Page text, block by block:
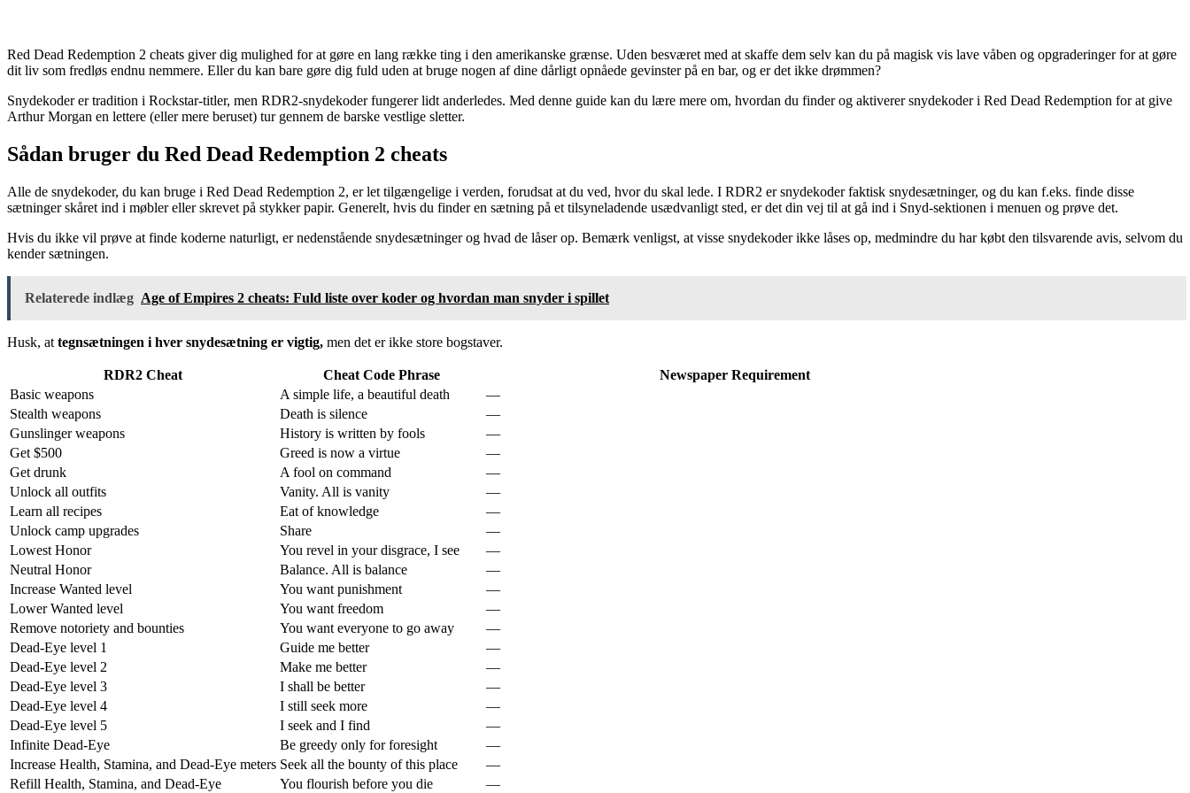
Red Dead Redemption 2 cheats giver dig mulighed for at gøre en lang række ting i den amerikanske grænse. Uden besværet med at skaffe dem selv kan du på magisk vis lave våben og opgraderinger for at gøre
dit liv som fredløs endnu nemmere. Eller du kan bare gøre dig fuld uden at bruge nogen af ​​dine dårligt opnåede gevinster på en bar, og er det ikke drømmen?
Snydekoder er tradition i Rockstar-titler, men RDR2-snydekoder fungerer lidt anderledes. Med denne guide kan du lære mere om, hvordan du finder og aktiverer snydekoder i Red Dead Redemption for at give
Arthur Morgan en lettere (eller mere beruset) tur gennem de barske vestlige sletter.
Sådan bruger du Red Dead Redemption 2 cheats
Alle de snydekoder, du kan bruge i Red Dead Redemption 2, er let tilgængelige i verden, forudsat at du ved, hvor du skal lede. I RDR2 er snydekoder faktisk snydesætninger, og du kan f.eks. finde disse
sætninger skåret ind i møbler eller skrevet på stykker papir. Generelt, hvis du finder en sætning på et tilsyneladende usædvanligt sted, er det din vej til at gå ind i Snyd-sektionen i menuen og prøve det.
Hvis du ikke vil prøve at finde koderne naturligt, er nedenstående snydesætninger og hvad de låser op. Bemærk venligst, at visse snydekoder ikke låses op, medmindre du har købt den tilsvarende avis, selvom du
kender sætningen.
Relaterede indlæg Age of Empires 2 cheats: Fuld liste over koder og hvordan man snyder i spillet
Husk, at tegnsætningen i hver snydesætning er vigtig, men det er ikke store bogstaver.
RDR2 Cheat Cheat Code Phrase
Newspaper Requirement
Basic weapons
A simple life, a beautiful death
—
Stealth weapons
Death is silence
—
Gunslinger weapons
History is written by fools
—
Get $500
Greed is now a virtue
—
Get drunk
A fool on command
—
Unlock all outfits
Vanity. All is vanity
—
Learn all recipes
Eat of knowledge
—
Unlock camp upgrades
Share
—
Lowest Honor
You revel in your disgrace, I see
—
Neutral Honor
Balance. All is balance
—
Increase Wanted level
You want punishment
—
Lower Wanted level
You want freedom
—
Remove notoriety and bounties
You want everyone to go away
—
Dead-Eye level 1
Guide me better
—
Dead-Eye level 2
Make me better
—
Dead-Eye level 3
I shall be better
—
Dead-Eye level 4
I still seek more
—
Dead-Eye level 5
I seek and I find
—
Infinite Dead-Eye
Be greedy only for foresight
—
Increase Health, Stamina, and Dead-Eye meters Seek all the bounty of this place
—
Refill Health, Stamina, and Dead-Eye
You flourish before you die —